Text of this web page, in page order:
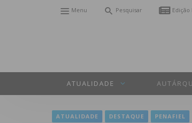
Menu Pesquisar Edição
ATUALIDADE
ATUALIDADE DESTAQUE PENAFIEL